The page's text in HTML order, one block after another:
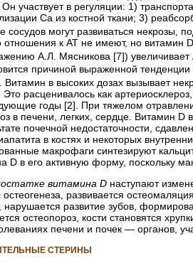
Он участвует в регуляции: 1)
Са из костной ткани; 3)
сосудов могут развиваться некрозы,
отношения к АТ не имеют, но витамин D
А.Л. Мясникова [7])
причиной выраженной
Витамин в высоких дозах вызывает
Это расценивалось как
годы [2]. При тяжелом
в печени, легких, сердце. Витамин
почечной недостаточности,
в костях и некоторых
макрофаги синтезируют
D в его активную форму, поскольку
витамина D наступают
остеогенеза, развивается
нарушается развитие зубов,
остеопороз, кости становятся
печени и почек — органов,
СТЕРИНЫ